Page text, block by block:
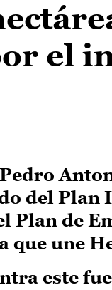
el
del Plan
Plan de
que une
este